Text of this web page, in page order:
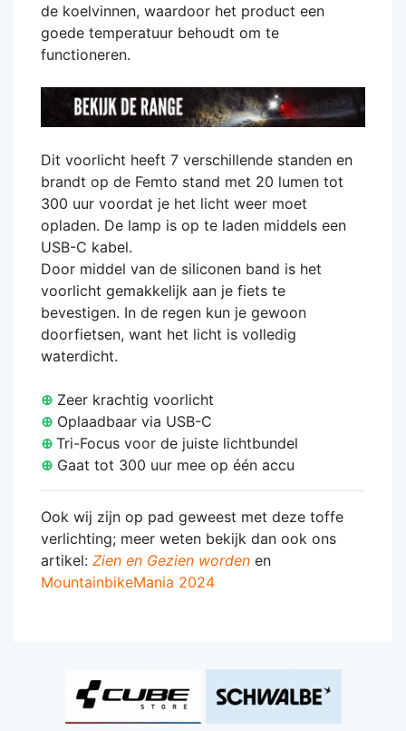
de koelvinnen, waardoor het product een
goede temperatuur behoudt om te
functioneren.
Dit voorlicht heeft 7 verschillende standen en
brandt op de Femto stand met 20 lumen tot
300 uur voordat je het licht weer moet
opladen. De lamp is op te laden middels een
USB-C kabel.
Door middel van de siliconen band is het
voorlicht gemakkelijk aan je fiets te
bevestigen. In de regen kun je gewoon
doorfietsen, want het licht is volledig
waterdicht.
⊕ Zeer krachtig voorlicht
⊕ Oplaadbaar via USB-C
⊕ Tri-Focus voor de juiste lichtbundel
⊕ Gaat tot 300 uur mee op één accu
Ook wij zijn op pad geweest met deze toffe
verlichting; meer weten bekijk dan ook ons
artikel: Zien en Gezien worden en
MountainbikeMania 2024